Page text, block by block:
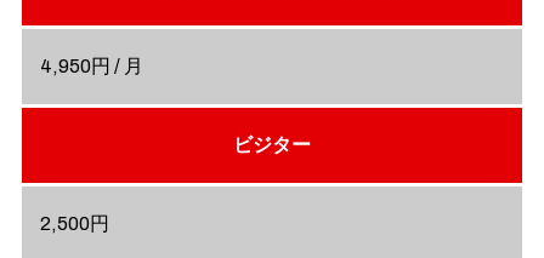
4,950円 / 月
ビジター
2,500円